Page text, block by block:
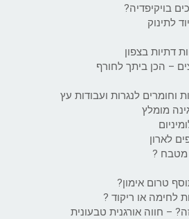
בויקיפדיה?
לתינוק
דתיות בצפון
– הכן ביתך לחורף
וחומרים לנגרות ועבודות עץ
מומלץ
לארון
מטבח ?
טרום אימון?
לחימה או ריקוד ?
– חווה אורגנית טבעונית